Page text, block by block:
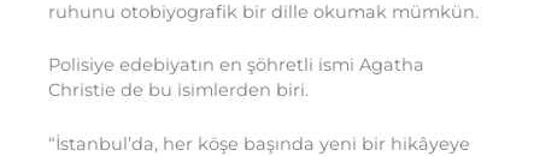
ruhunu otobiyografik bir dille okumak mümkün.
Polisiye edebiyatın en şöhretli ismi Agatha
Christie de bu isimlerden biri.
“İstanbul’da, her köşe başında yeni bir hikâyeye